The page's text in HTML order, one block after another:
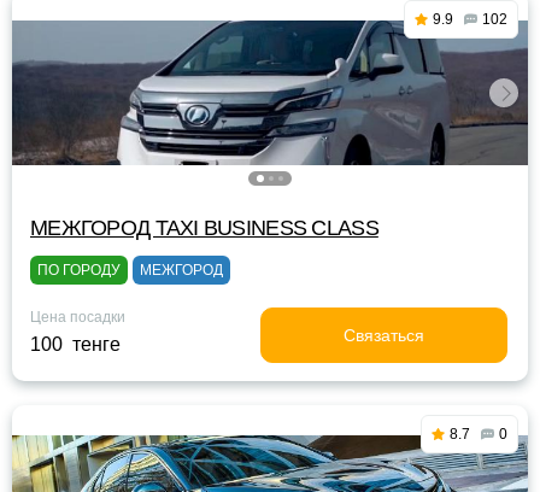
9.9 102
МЕЖГОРОД TAXI BUSINESS CLASS
ПО ГОРОДУ МЕЖГОРОД
Цена посадки
100 тенге Связаться
8.7 0